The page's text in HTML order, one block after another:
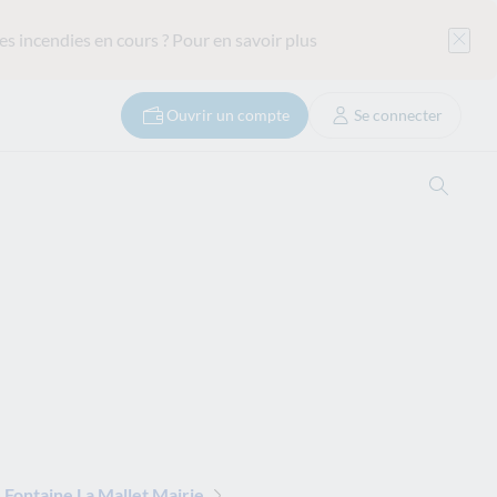
incendies en cours ? Pour en savoir plus
Ouvrir un compte Se connecter